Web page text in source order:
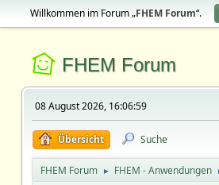
Willkommen im Forum „FHEM Forum“.
FHEM Forum
08 August 2026, 16:06:59
Übersicht Suche
FHEM Forum ► FHEM - Anwendungen